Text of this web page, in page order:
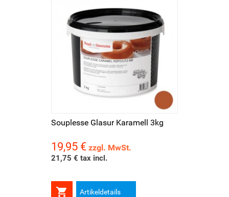
Souplesse Glasur Karamell 3kg
Preis
19,95 € zzgl. MwSt.
21,75 € tax incl.
 Artikeldetails